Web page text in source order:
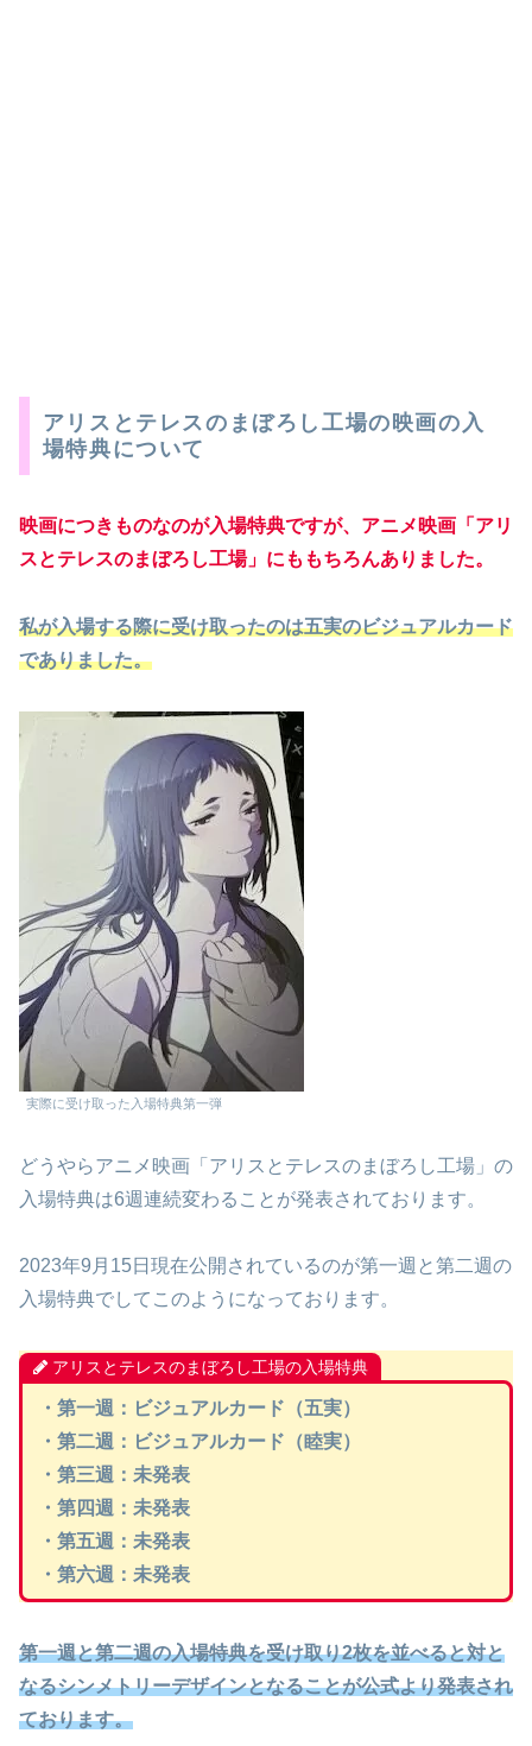
アリスとテレスのまぼろし工場の映画の入
場特典について
映画につきものなのが入場特典ですが、アニメ映画「アリ
スとテレスのまぼろし工場」にももちろんありました。
私が入場する際に受け取ったのは五実のビジュアルカード
でありました。
実際に受け取った入場特典第一弾
どうやらアニメ映画「アリスとテレスのまぼろし工場」の
入場特典は6週連続変わることが発表されております。
2023年9月15日現在公開されているのが第一週と第二週の
入場特典でしてこのようになっております。
アリスとテレスのまぼろし工場の入場特典
・第一週：ビジュアルカード（五実）
・第二週：ビジュアルカード（睦実）
・第三週：未発表
・第四週：未発表
・第五週：未発表
・第六週：未発表
第一週と第二週の入場特典を受け取り2枚を並べると対と
なるシンメトリーデザインとなることが公式より発表され
ております。